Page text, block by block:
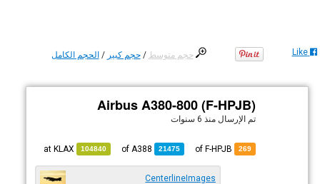
حجم متوسط /حجم كبير /الحجم الكامل Like
Airbus A380-800 (F-HPJB)
تم الإرسال منذ 6 سنوات
269
21475
A388
104840
KLAX
CenterlineImages